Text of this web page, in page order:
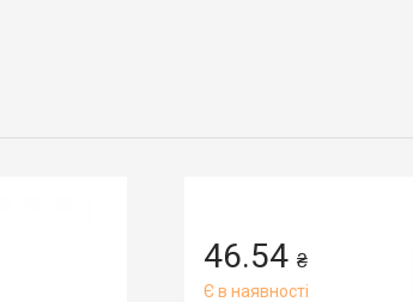
46.54 ₴
Є в наявності